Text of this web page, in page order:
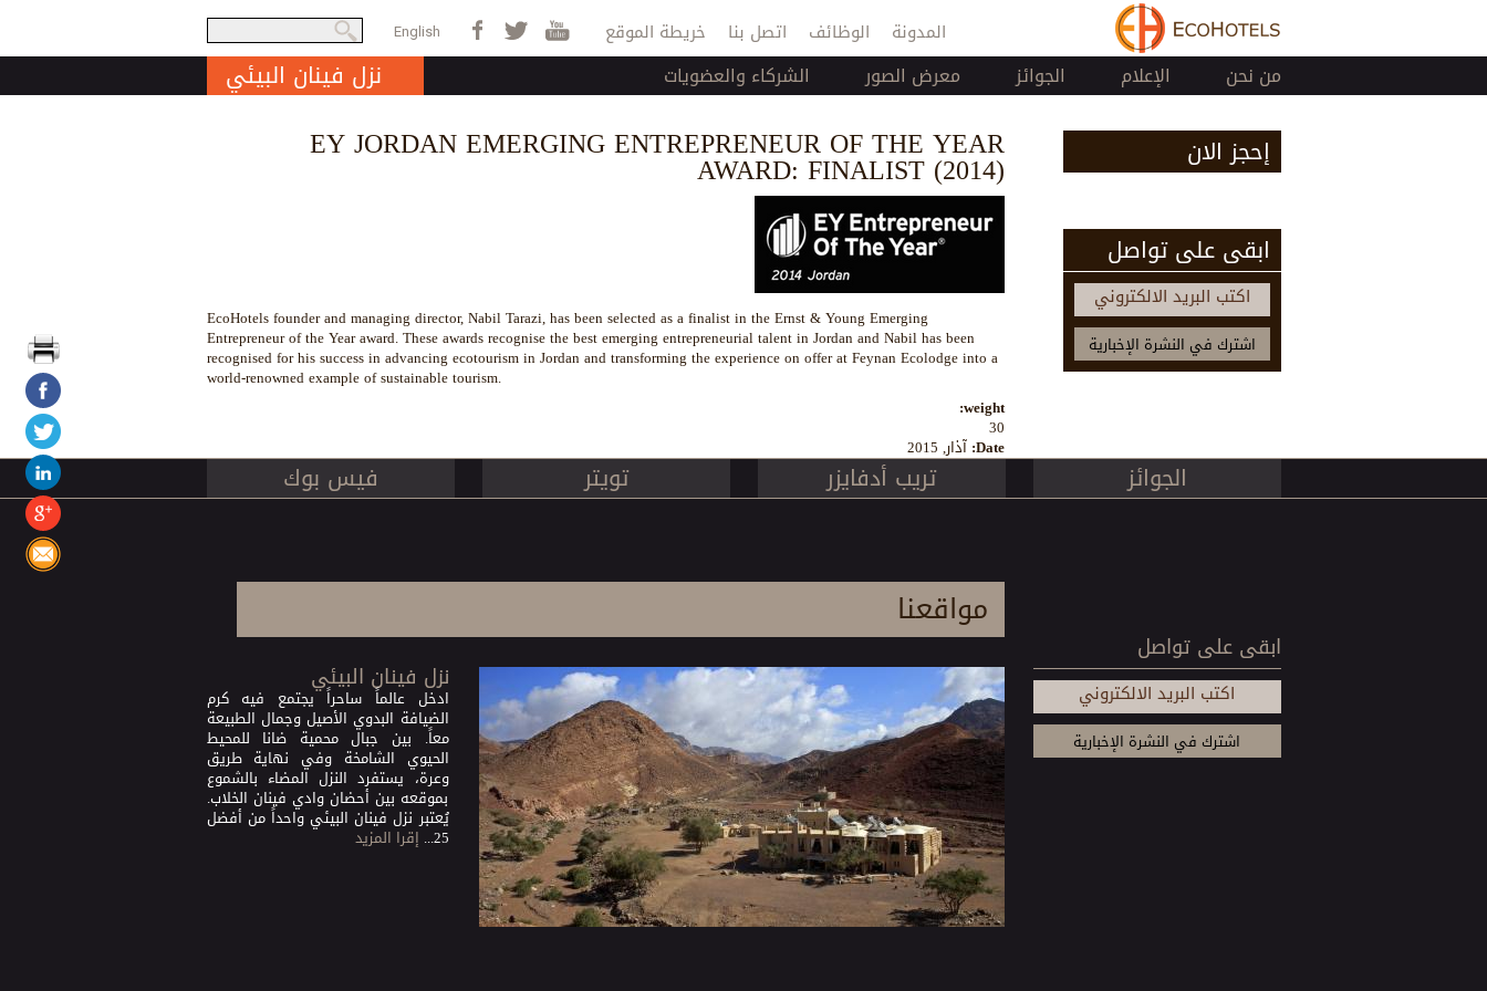
Search form
بحث English المدونة الوظائف اتصل بنا خريطة الموقع
من نحن الإعلام الجوائز معرض الصور الشركاء والعضويات نزل فينان البيئي
EY JORDAN EMERGING ENTREPRENEUR OF THE YEAR
AWARD: FINALIST (2014)
EcoHotels founder and managing director, Nabil Tarazi, has been selected as a finalist in the Ernst & Young Emerging
Entrepreneur of the Year award. These awards recognise the best emerging entrepreneurial talent in Jordan and Nabil has been
recognised for his success in advancing ecotourism in Jordan and transforming the experience on offer at Feynan Ecolodge into a
world-renowned example of sustainable tourism.
weight:
30
Date: آذار, 2015
إحجز الان
ابقى على تواصل
اكتب البريد الالكتروني
فيس بوك تويتر تريب أدفايزر الجوائز
مواقعنا
نزل فينان البيئي
ادخل عالماً ساحراً يجتمع فيه كرم
الضيافة البدوي الأصيل وجمال الطبيعة
معاً. بين جبال محمية ضانا للمحيط
الحيوي الشامخة وفي نهاية طريق
وعرة، يستفرد النزل المضاء بالشموع
بموقعه بين أحضان وادي فينان الخلاب.
يُعتبر نزل فينان البيئي واحداً من أفضل
25... إقرا المزيد
ابقى على تواصل
اكتب البريد الالكتروني